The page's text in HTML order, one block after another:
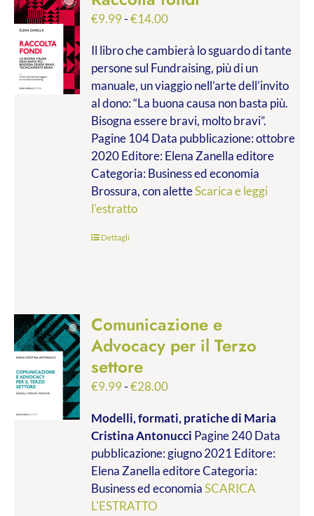
€9.99-€14.00Fascia
prezzo:
da
€9.99
a
€14.00
Il libro che cambierà lo sguardo di tante
persone sul Fundraising, più di un
manuale, un viaggio nell’arte dell’invito
al dono: “La buona causa non basta più.
Bisogna essere bravi, molto bravi”.
Pagine 104 Data pubblicazione: ottobre
2020 Editore: Elena Zanella editore
Categoria: Business ed economia
Brossura, con aletteScarica e leggi
l'estratto
Dettagli
Comunicazione e
Advocacy per il Terzo
settore
€9.99-€28.00Fascia
prezzo:
da
€9.99
a
€28.00
Modelli, formati, pratichedi Maria
Cristina Antonucci Pagine 240 Data
pubblicazione: giugno 2021 Editore:
Elena Zanella editore Categoria:
Business ed economiaSCARICA
L'ESTRATTO